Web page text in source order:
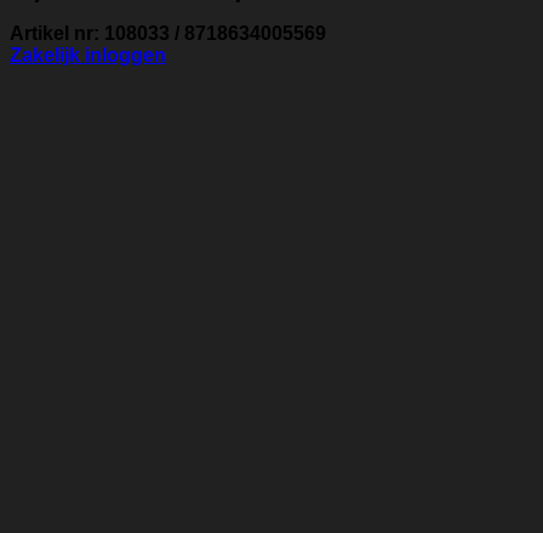
Artikel nr: 108033 / 8718634005569
Zakelijk inloggen